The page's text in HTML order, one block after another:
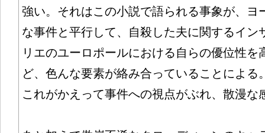
強い。それはこの小説で語られる事象が、ヨ
な事件と平行して、自殺した夫に関するイン
リエのユーロポールにおける自らの優位性を
ど、色んな要素が絡み合っていることによる
これがかえって事件への視点がぶれ、散漫な